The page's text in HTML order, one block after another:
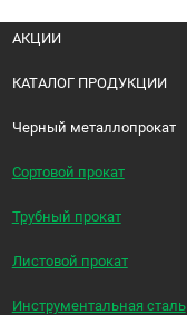
АКЦИИ
КАТАЛОГ ПРОДУКЦИИ
Черный металлопрокат
Сортовой прокат
Трубный прокат
Листовой прокат
Инструментальная сталь